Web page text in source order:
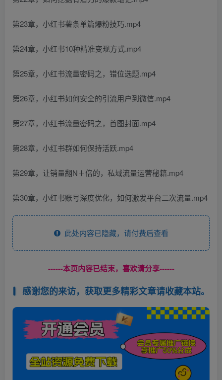
第23章，小红书薯条单篇爆粉技巧.mp4
第24章，小红书10种精准变现方式.mp4
第25章，小红书流量密码之，错位选题.mp4
第26章，小红书如何安全的引流用户到微信.mp4
第27章，小红书流量密码之，首图封面.mp4
第28章，小红书群如何保持活跃.mp4
第29章，让销量翻N＋倍的，私域流量运营秘籍.mp4
第30章，小红书账号深度优化，如何激发平台二次流量.mp4
此处内容已隐藏，请付费后查看
------本页内容已结束，喜欢请分享------
感谢您的来访，获取更多精彩文章请收藏本站。